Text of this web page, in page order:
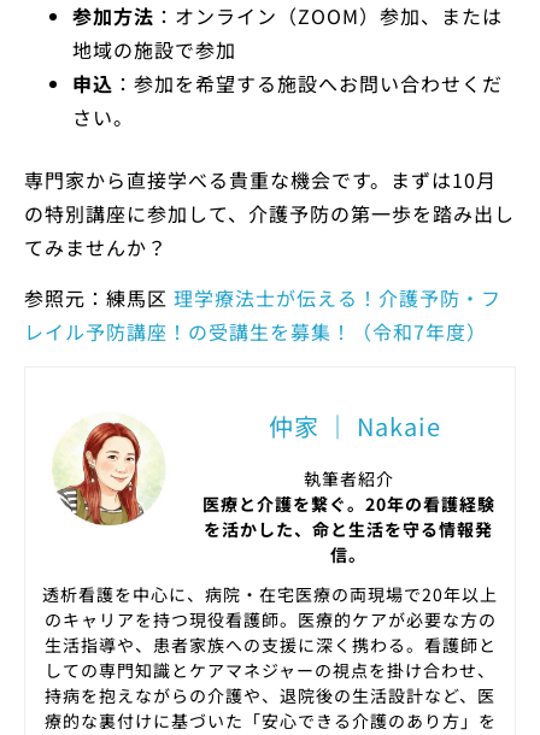
参加方法 ：オンライン（ZOOM）参加、または
地域の施設で参加
申込 ：参加を希望する施設へお問い合わせくだ
さい。
専門家から直接学べる貴重な機会です。まずは10月
の特別講座に参加して、介護予防の第一歩を踏み出し
てみませんか？
参照元：練馬区 理学療法士が伝える！介護予防・フ
レイル予防講座！の受講生を募集！（令和7年度）
仲家 ｜ Nakaie
執筆者紹介
医療と介護を繋ぐ。20年の看護経験
を活かした、命と生活を守る情報発
信。
透析看護を中心に、病院・在宅医療の両現場で20年以上
のキャリアを持つ現役看護師。医療的ケアが必要な方の
生活指導や、患者家族への支援に深く携わる。看護師と
しての専門知識とケアマネジャーの視点を掛け合わせ、
持病を抱えながらの介護や、退院後の生活設計など、医
療的な裏付けに基づいた「安心できる介護のあり方」を